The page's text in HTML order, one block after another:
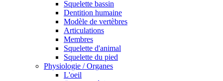
Squelette bassin
Dentition humaine
Modèle de vertèbres
Articulations
Membres
Squelette d'animal
Squelette du pied
Physiologie / Organes
L'oeil